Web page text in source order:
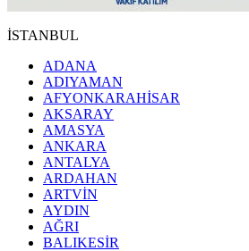
İSTANBUL
ADANA
ADIYAMAN
AFYONKARAHİSAR
AKSARAY
AMASYA
ANKARA
ANTALYA
ARDAHAN
ARTVİN
AYDIN
AĞRI
BALIKESİR